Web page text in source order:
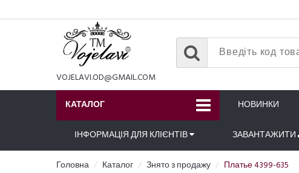
VOJELAVI.OD@GMAIL.COM
КАТАЛОГ НОВИНКИ
ІНФОРМАЦІЯ ДЛЯ КЛІЄНТІВ ЗАВАНТАЖИТИ
Головна Каталог Знято з продажу Платье 4399-635